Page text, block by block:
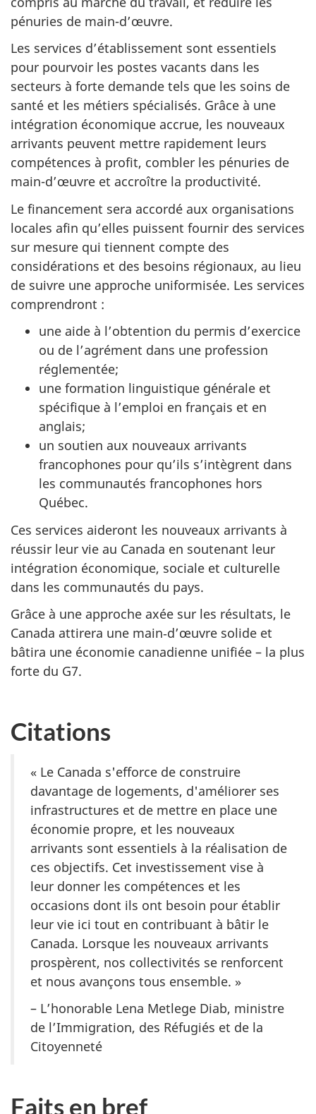
pénuries de main-d’œuvre.
Les services d’établissement sont essentiels
pour pourvoir les postes vacants dans les
secteurs à forte demande tels que les soins de
santé et les métiers spécialisés. Grâce à une
intégration économique accrue, les nouveaux
arrivants peuvent mettre rapidement leurs
compétences à profit, combler les pénuries de
main-d’œuvre et accroître la productivité.
Le financement sera accordé aux organisations
locales afin qu’elles puissent fournir des services
sur mesure qui tiennent compte des
considérations et des besoins régionaux, au lieu
de suivre une approche uniformisée. Les services
comprendront :
une aide à l’obtention du permis d’exercice
ou de l’agrément dans une profession
réglementée;
une formation linguistique générale et
spécifique à l’emploi en français et en
anglais;
un soutien aux nouveaux arrivants
francophones pour qu’ils s’intègrent dans
les communautés francophones hors
Québec.
Ces services aideront les nouveaux arrivants à
réussir leur vie au Canada en soutenant leur
intégration économique, sociale et culturelle
dans les communautés du pays.
Grâce à une approche axée sur les résultats, le
Canada attirera une main‑d’œuvre solide et
bâtira une économie canadienne unifiée – la plus
forte du G7.
Citations
« Le Canada s'efforce de construire
davantage de logements, d'améliorer ses
infrastructures et de mettre en place une
économie propre, et les nouveaux
arrivants sont essentiels à la réalisation de
ces objectifs. Cet investissement vise à
leur donner les compétences et les
occasions dont ils ont besoin pour établir
leur vie ici tout en contribuant à bâtir le
Canada. Lorsque les nouveaux arrivants
prospèrent, nos collectivités se renforcent
et nous avançons tous ensemble. »
– L’honorable Lena Metlege Diab, ministre
de l’Immigration, des Réfugiés et de la
Citoyenneté
Faits en bref